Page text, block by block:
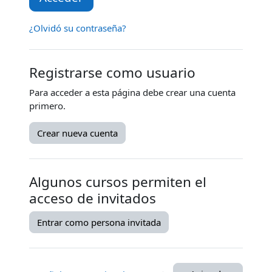
¿Olvidó su contraseña?
Registrarse como usuario
Para acceder a esta página debe crear una cuenta
primero.
Crear nueva cuenta
Algunos cursos permiten el
acceso de invitados
Entrar como persona invitada